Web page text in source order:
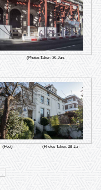
(Photos Taken: 30-Jun-
(Poet)
(Photos Taken: 28-Jan-